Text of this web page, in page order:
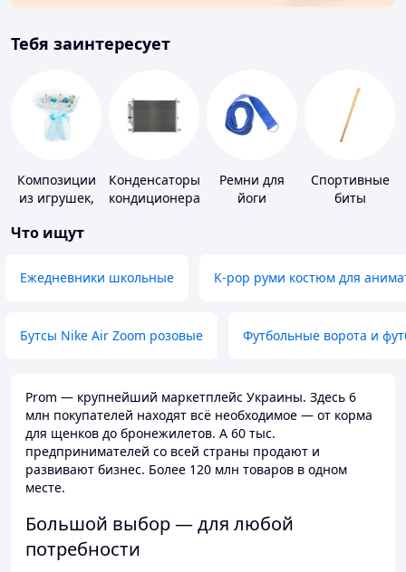
Тебя заинтересует
Композиции
из игрушек,
подгузников
Конденсаторы
кондиционера
Ремни для
йоги
Спортивные
биты
Что ищут
Ежедневники школьные K-pop руми костюм для
Бутсы Nike Air Zoom розовые Футбольные ворота и
Prom — крупнейший маркетплейс Украины. Здесь 6
млн покупателей находят всё необходимое — от корма
для щенков до бронежилетов. А 60 тыс.
предпринимателей со всей страны продают и
развивают бизнес. Более 120 млн товаров в одном
месте.
Большой выбор — для любой
потребности